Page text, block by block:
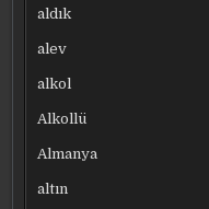
aldık
alev
alkol
Alkollü
Almanya
altın